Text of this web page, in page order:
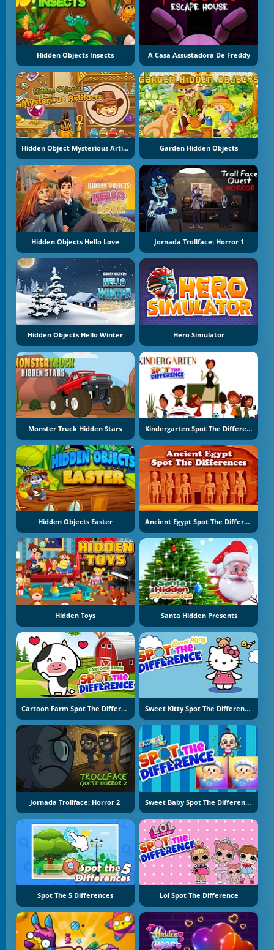
Hidden Objects Insects A Casa Assustadora De Freddy
Hidden Object Mysterious Artifact Garden Hidden Objects
Hidden Objects Hello Love Jornada Trollface: Horror 1
Hidden Objects Hello Winter Hero Simulator
Monster Truck Hidden Stars Kindergarten Spot The Differences
Hidden Objects Easter Ancient Egypt Spot The Differences
Hidden Toys Santa Hidden Presents
Cartoon Farm Spot The Difference Sweet Kitty Spot The Difference
Jornada Trollface: Horror 2 Sweet Baby Spot The Difference
Spot The 5 Differences Lol Spot The Difference